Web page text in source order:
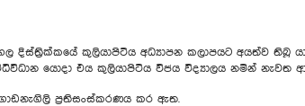
කුලියාපිටිය අධ්‍යාපන කලාපයට අයත්ව තිබූ
යොදා එය කුලියාපිටිය විජය විද්‍යාලය නමින් නැවත
ප්‍රතිසංස්කරණය කර ඇත.